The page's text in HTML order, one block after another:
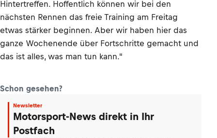
Hintertreffen. Hoffentlich können wir bei den
nächsten Rennen das freie Training am Freitag
etwas stärker beginnen. Aber wir haben hier das
ganze Wochenende über Fortschritte gemacht und
das ist alles, was man tun kann."
Schon gesehen?
Newsletter
Motorsport-News direkt in Ihr
Postfach